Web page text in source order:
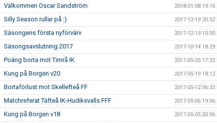
Välkommen Oscar Sandström 2018-01-08 19:16
Silly Season rullar på :) 2017-12-19 20:52
Säsongens första nyförvärv 2017-12-13 10:50
Säsongsavslutning 2017 2017-10-14 18:29
Poäng borta mot Timrå IK 2017-05-25 17:32
Kung på Borgen v20 2017-05-19 18:12
Bortaförlust mot Skellefteå FF 2017-05-12 06:32
Matchreferat Täfteå IK-Hudiksvalls FFF 2017-05-06 19:06
Kung på Borgen v18 2017-05-05 20:06